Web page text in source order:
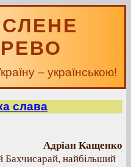
– українською!
слава
Адріан Кащенко
Бахчисарай, найбільший